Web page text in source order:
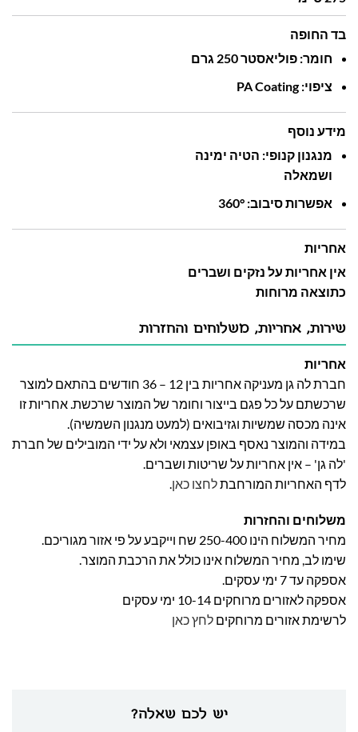
בד החופה
חומר: פוליאסטר ‎250‎ גרם
ציפוי: ‎
PACoating‎
מידע נוסף
מנגנון קנופי: הטיה ימינה
ושמאלה
אפשרותסיבוב: ‎ 360°‎
אחריות
אין אחריות על נזקים ושברים
כתוצאה מרוחות
יש לכם שאלה?
שירות, אחריות, משלוחים והחזרות
אחריות
חברת לה גן מעניקה אחריות בין 12 – 36 חודשים בהתאם למוצר
שרכשתם על כל פגם בייצור וחומר של המוצר שרכשת. אחריות זו
אינה מכסה שמשיות וגזיבואים (למעט מנגנון השמשיה).
במידה והמוצר נאסף באופן עצמאי ולא על ידי המובילים של חברת
'לה גן' – אין אחריות על שריטות ושברים.
לדף האחריות המורחבתלחצו כאן.
משלוחים והחזרות
מחיר המשלוח הינו 250-400 שח וייקבע על פי אזור מגוריכם.
שימו לב, מחיר המשלוח אינו כולל את הרכבת המוצר.
אספקה עד 7 ימי עסקים.
אספקה לאזורים מרוחקים 10-14 ימי עסקים
לרשימת אזורים מרוחקים לחץ כאן